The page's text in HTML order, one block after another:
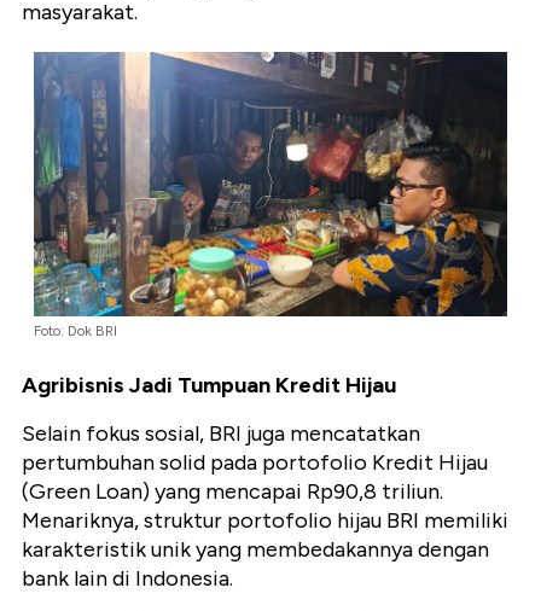
masyarakat.
Foto: Dok BRI
Agribisnis Jadi Tumpuan Kredit Hijau
Selain fokus sosial, BRI juga mencatatkan
pertumbuhan solid pada portofolio Kredit Hijau
(Green Loan) yang mencapai Rp90,8 triliun.
Menariknya, struktur portofolio hijau BRI memiliki
karakteristik unik yang membedakannya dengan
bank lain di Indonesia.